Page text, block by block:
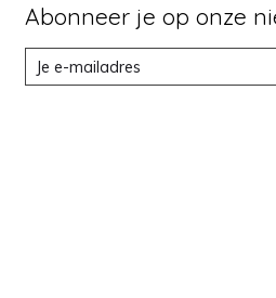
Abonneer je op onze